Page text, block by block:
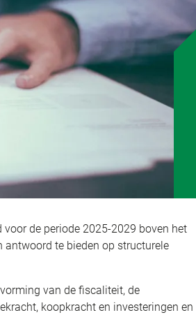
de periode 2025-2029 boven het
antwoord te bieden op structurele
van de fiscaliteit, de
koopkracht en investeringen en